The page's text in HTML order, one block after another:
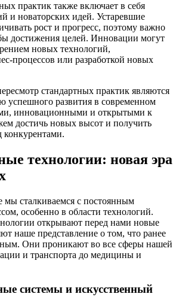
практик также включает в себя
и новаторских идей. Устаревшие
рост и прогресс, поэтому важно
достижения целей. Инновации могут
новых технологий,
процессов или разработкой новых
стандартных практик являются
успешного развития в современном
инновационными и открытыми к
достичь новых высот и получить
конкурентами.
технологии: новая эра
сталкиваемся с постоянным
особенно в области технологий.
открывают перед нами новые
наше представление о том, что ранее
Они проникают во все сферы нашей
и транспорта до медицины и
системы и искусственный